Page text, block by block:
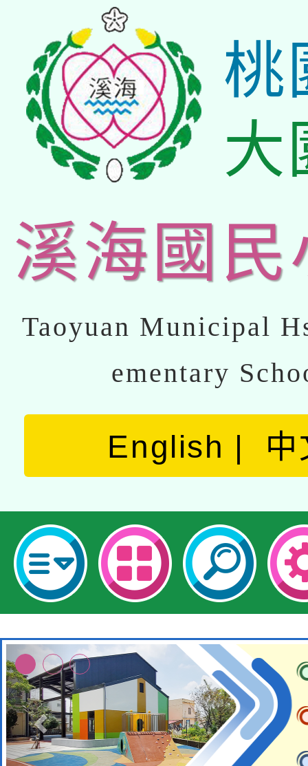
桃
大
溪海國民
Taoyuan Municipal
ementary
English 中